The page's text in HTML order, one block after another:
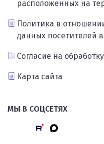
расположенных на
Политика в
данных посетителей
Согласие на
Карта сайта
МЫ В СОЦСЕТЯХ